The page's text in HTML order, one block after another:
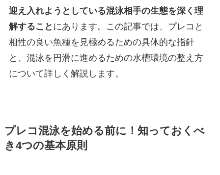
迎え入れようとしている混泳相手の生態を深く理
解すること にあります。この記事では、プレコと
相性の良い魚種を見極めるための具体的な指針
と、混泳を円滑に進めるための水槽環境の整え方
について詳しく解説します。
プレコ混泳を始める前に！知っておくべ
き4つの基本原則